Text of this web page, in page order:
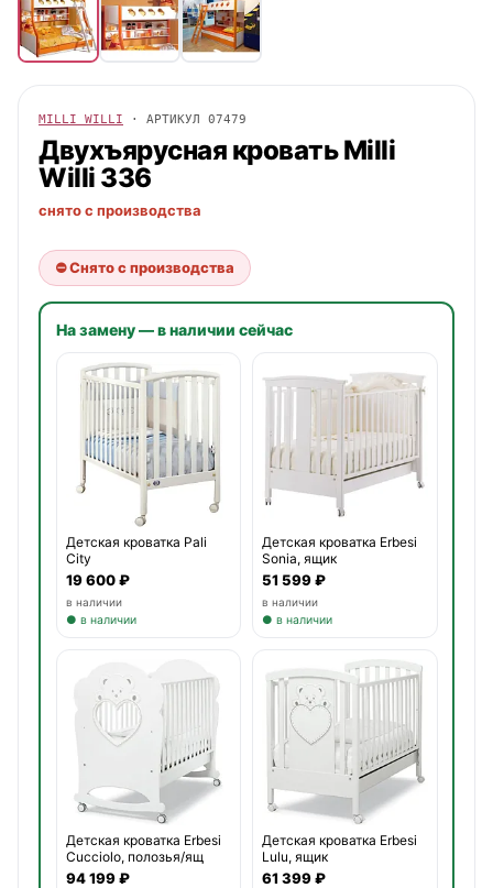
MILLI WILLI · АРТИКУЛ 07479
Двухъярусная кроватьMilli
Willi 336
снято с производства
⛔ Снято с производства
На замену — в наличии сейчас
Детская кроватка Pali
City
19 600 ₽
в наличии
● в наличии
Детская кроватка Erbesi
Sonia, ящик
51 599 ₽
в наличии
● в наличии
Детская кроватка Erbesi
Cucciolo, полозья/ящ
94 199 ₽
Детская кроватка Erbesi
Lulu, ящик
61 399 ₽